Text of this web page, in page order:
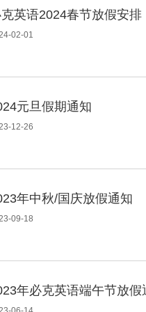
英语2024春节放假安排
02-01
元旦假期通知
12-26
年中秋/国庆放假通知
09-18
年必克英语端午节放假